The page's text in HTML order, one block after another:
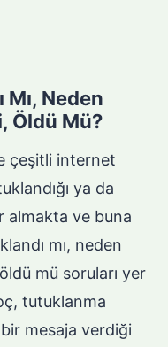
Neden
Öldü Mü?
çeşitli internet
ya da
almakta ve buna
mı, neden
mü soruları yer
tutuklanma
mesaja verdiği